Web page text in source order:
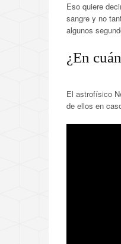
Eso quiere
sangre y no
algunos
¿En
El astrofísico
de ellos en